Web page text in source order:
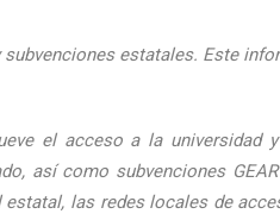
estatales. Este
el acceso a la
así como subvenciones
las redes locales de